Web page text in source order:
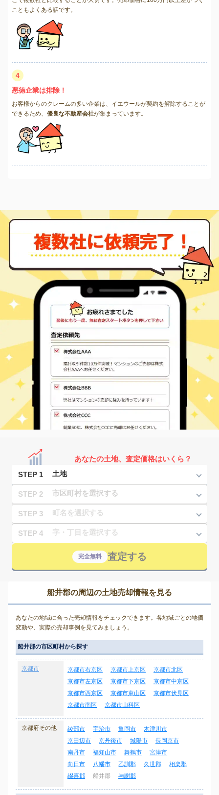
こともよくある話です。
4
悪徳企業は排除！
お客様からのクレームの多い企業は、イエウールが契約を解除することが
できるため、 優良な不動産会社が集まっています。
あなたの土地、査定価格はいくら？
STEP 1
STEP 2
STEP 3
STEP 4
完全無料 査定する
船井郡の周辺の土地売却情報を見る
あなたの地域に合った売却情報をチェックできます。各地域ごとの地価
変動や、実際の売却事例を見てみましょう。
船井郡の市区町村から探す
京都市 京都市右京区 京都市上京区
京都市北区
京都市左京区
京都市下京区
京都市中京区
京都市西京区
京都市東山区
京都市伏見区
京都市南区
京都市山科区
京都府その他 綾部市 宇治市 亀岡市
木津川市
京田辺市
京丹後市 城陽市
長岡京市
南丹市
福知山市 舞鶴市
宮津市
向日市
八幡市 乙訓郡 久世郡
相楽郡
綴喜郡
船井郡 与謝郡